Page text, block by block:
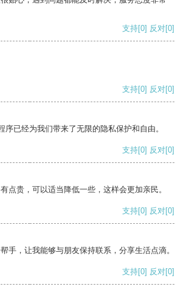
支持[0] 反对[0]
支持[0] 反对[0]
序已经为我们带来了无限的隐私保护和自由。
支持[0] 反对[0]
点贵，可以适当降低一些，这样会更加亲民。
支持[0] 反对[0]
手，让我能够与朋友保持联系，分享生活点滴。
支持[0] 反对[0]